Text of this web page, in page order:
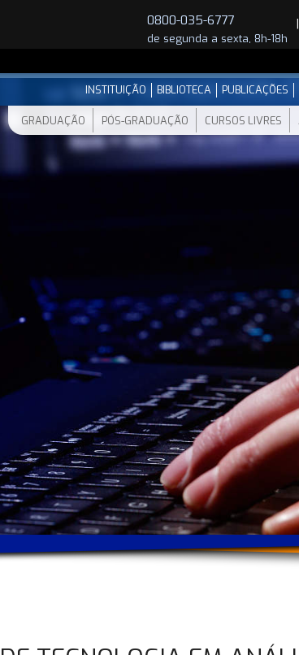
0800-035-6777
de segunda a sexta, 8h-18h
|
INSTITUIÇÃO BIBLIOTECA PUBLICAÇÕES
GRADUAÇÃO PÓS-GRADUAÇÃO CURSOS LIVRES